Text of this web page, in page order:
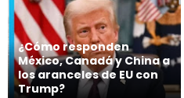
¿Cómo responden
México, Canadá y China a
los aranceles de EU con
Trump?